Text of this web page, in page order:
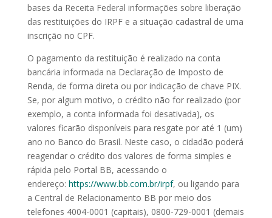
bases da Receita Federal informações sobre liberação
das restituições do IRPF e a situação cadastral de uma
inscrição no CPF.
O pagamento da restituição é realizado na conta
bancária informada na Declaração de Imposto de
Renda, de forma direta ou por indicação de chave PIX.
Se, por algum motivo, o crédito não for realizado (por
exemplo, a conta informada foi desativada), os
valores ficarão disponíveis para resgate por até 1 (um)
ano no Banco do Brasil. Neste caso, o cidadão poderá
reagendar o crédito dos valores de forma simples e
rápida pelo Portal BB, acessando o
endereço: https://www.bb.com.br/irpf, ou ligando para
a Central de Relacionamento BB por meio dos
telefones 4004-0001 (capitais), 0800-729-0001 (demais